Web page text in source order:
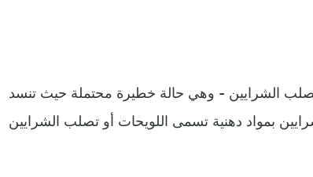
الشرايين - وهي حالة خطيرة محتملة حيث تنسد